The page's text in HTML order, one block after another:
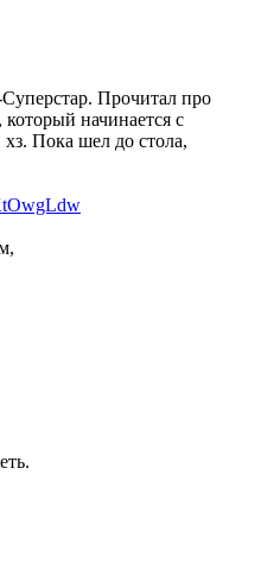
Прочитал про
начинается с
Пока шел до стола,